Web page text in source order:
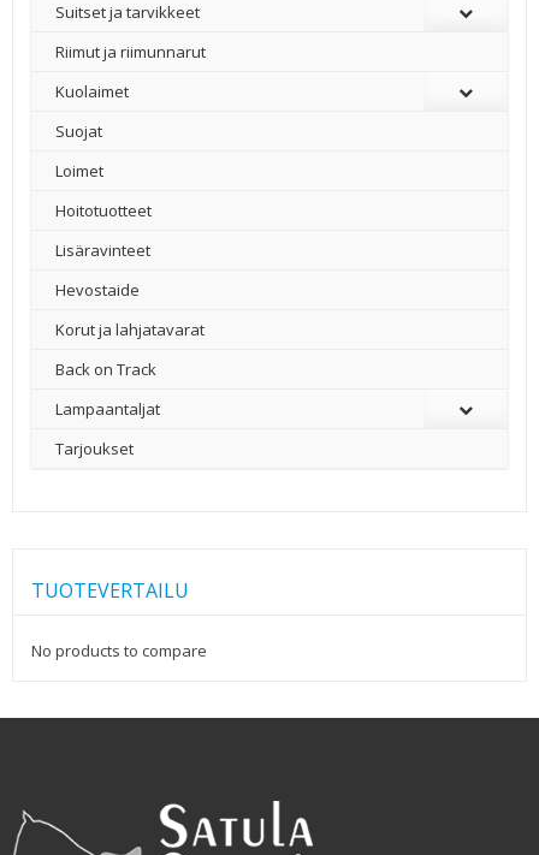
Suitset ja tarvikkeet
Riimut ja riimunnarut
Kuolaimet
Suojat
Loimet
Hoitotuotteet
Lisäravinteet
Hevostaide
Korut ja lahjatavarat
Back on Track
Lampaantaljat
Tarjoukset
TUOTEVERTAILU
No products to compare